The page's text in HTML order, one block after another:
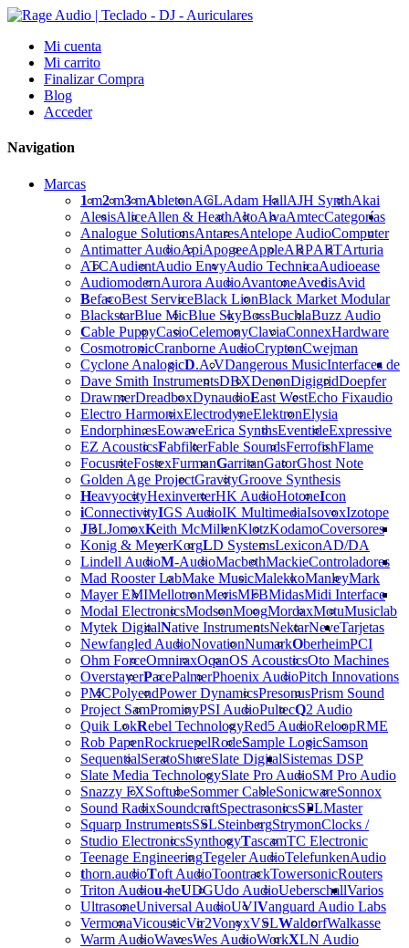
Mi cuenta
Mi carrito
Finalizar Compra
Blog
Acceder
Navigation
Marcas
1m2m3mAbletonACLAdam HallAJH SynthAkai
AlesisAliceAllen & HeathAltoAlvaAmtec
Analogue SolutionsAntaresAntelope Audio
Antimatter AudioApiApogeeAppleARPARTArturia
ATCAudientAudio EnvyAudio TechnicaAudioease
AudiomodernAurora AudioAvantoneAvedisAvid
BefacoBest ServiceBlack LionBlack Market Modular
BlackstarBlue MicBlue SkyBossBuchlaBuzz Audio
Cable PuppyCasioCelemonyClaviaConnex
CosmotronicCranborne AudioCryptonCwejman
Cyclone AnalogicD.A.VDangerous Music
Dave Smith InstrumentsDBXDenonDigigridDoepfer
DrawmerDreadboxDynaudioEast WestEcho Fix
Electro HarmonixElectrodyneElektronElysia
Endorphin.esEowaveErica SynthsEventideExpressive
EZ AcousticsFabfilterFable SoundsFerrofishFlame
FocusriteFostexFurmanGarritanGatorGhost Note
Golden Age ProjectGravityGroove Synthesis
HeavyocityHexinverterHK AudioHotoneIcon
iConnectivityIGS AudioIK MultimediaIsovoxIzotope
JBLJomoxKeith McMillenKlotzKodamo
Konig & MeyerKorgLD SystemsLexicon
Lindell AudioM-AudioMacbethMackie
Mad Rooster LabMake MusicMalekkoManleyMark
Mayer EMIMellotronMerisMFBMidas
Modal ElectronicsModsonMoogMordaxMotuMusiclab
Mytek DigitalNative InstrumentsNektarNeve
Newfangled AudioNovationNumarkOberheim
Ohm ForceOmniraxOqanOS AcousticsOto Machines
OverstayerPacePalmerPhoenix AudioPitch Innovations
PMCPolyendPower DynamicsPresonusPrism Sound
Project SamProminyPSI AudioPultecQ2 Audio
Quik LokRebel TechnologyRed5 AudioReloopRME
Rob PapenRockruepelRodeSample LogicSamson
SequentialSeratoShureSlate Digital
Slate Media TechnologySlate Pro AudioSM Pro Audio
Snazzy FXSoftubeSommer CableSonicwareSonnox
Sound RadixSoundcraftSpectrasonicsSPL
Squarp InstrumentsSSLSteinbergStrymon
Studio ElectronicsSynthogyTascamTC Electronic
Teenage EngineeringTegeler AudioTelefunken
thorn.audioToft AudioToontrackTowersonic
Triton Audiou-heUDGUdo AudioUeberschall
UltrasoneUniversal AudioUVIVanguard Audio Labs
VermonaVicousticVir2VonyxVSLWaldorfWalkasse
Warm AudioWavesWes AudioWorkXLN Audio
Categorías
Computer
Hardware
Interfaces de
audio
Coversores
AD/DA
Controladores
Midi Interface
Tarjetas
PCI
Sistemas DSP
Master
Clocks /
Audio
Routers
Varios